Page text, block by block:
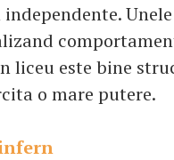
liceu este bine
o mare putere.